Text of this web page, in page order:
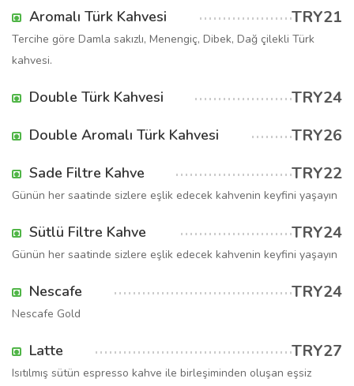
Aromalı Türk Kahvesi TRY21
Tercihe göre Damla sakızlı, Menengiç, Dibek, Dağ çilekli Türk
kahvesi.
Double Türk Kahvesi TRY24
Double Aromalı Türk Kahvesi TRY26
Sade Filtre Kahve TRY22
Günün her saatinde sizlere eşlik edecek kahvenin keyfini yaşayın
Sütlü Filtre Kahve TRY24
Günün her saatinde sizlere eşlik edecek kahvenin keyfini yaşayın
Nescafe TRY24
Nescafe Gold
Latte TRY27
Isıtılmış sütün espresso kahve ile birleşiminden oluşan eşsiz